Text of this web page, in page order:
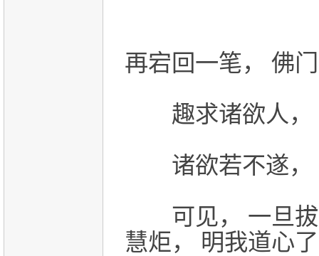
再宕回一笔， 佛
趣求诸欲人，
诸欲若不遂，
可见， 一旦拔
慧炬， 明我道心